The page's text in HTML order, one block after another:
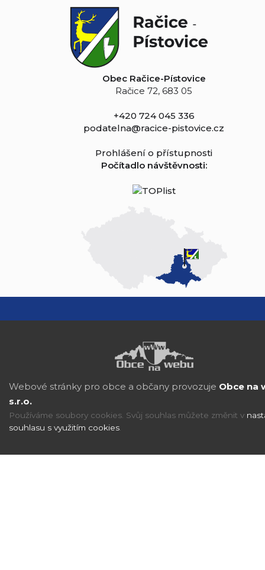
Obec Račice-Pístovice
Račice 72, 683 05
+420 724 045 336
podatelna@racice-pistovice.cz
Prohlášení o přístupnosti
Počítadlo návštěvnosti:
Webové stránky pro obce a občany provozuje Obce na
s.r.o.
Používáme soubory cookies. Svůj souhlas můžete změnit v
souhlasu s využitím cookies